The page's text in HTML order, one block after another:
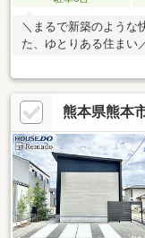
＼まるで新築のような
た、ゆとりある住まい
熊本県熊本